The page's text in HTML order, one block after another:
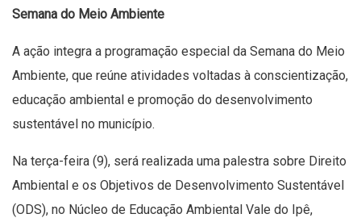
Semana do Meio Ambiente
A ação integra a programação especial da Semana do Meio
Ambiente, que reúne atividades voltadas à conscientização,
educação ambiental e promoção do desenvolvimento
sustentável no município.
Na terça-feira (9), será realizada uma palestra sobre Direito
Ambiental e os Objetivos de Desenvolvimento Sustentável
(ODS), no Núcleo de Educação Ambiental Vale do Ipê,